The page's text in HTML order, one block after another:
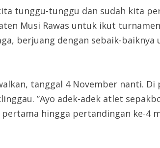
tunggu-tunggu dan sudah kita
Musi Rawas untuk ikut
berjuang dengan sebaik-
tanggal 4 November nanti.
”Ayo adek-adek atlet
hingga pertandingan ke-4